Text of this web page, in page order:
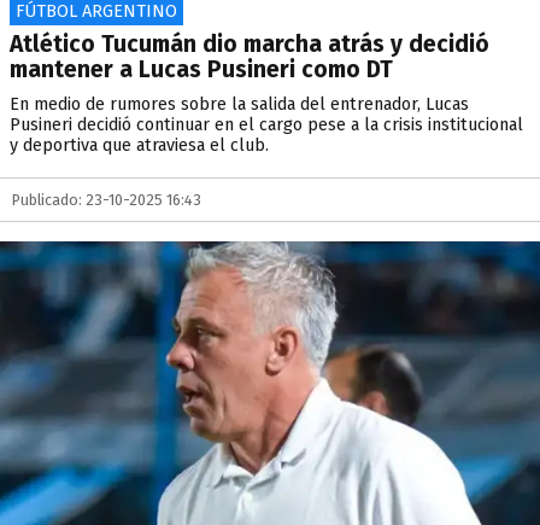
FÚTBOL ARGENTINO
Atlético Tucumán dio marcha atrás y decidió
mantener a Lucas Pusineri como DT
En medio de rumores sobre la salida del entrenador, Lucas
Pusineri decidió continuar en el cargo pese a la crisis institucional
y deportiva que atraviesa el club.
Publicado: 23-10-2025 16:43